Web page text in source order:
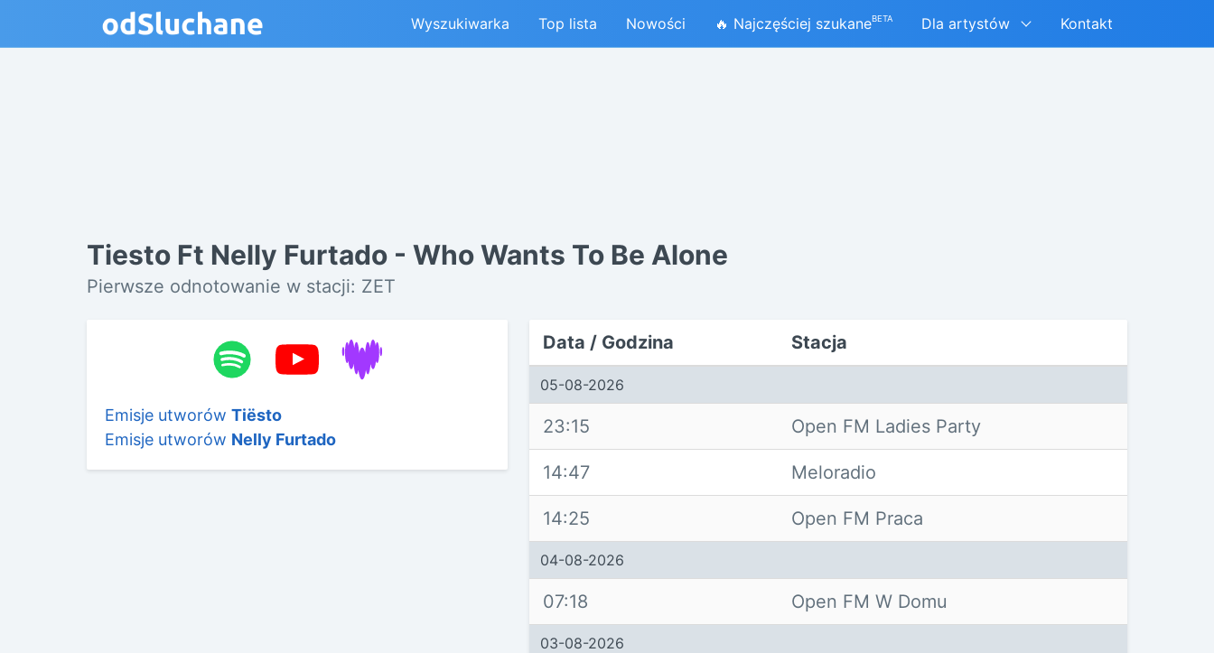
Wyszukiwarka Top lista Nowości 🔥 Najczęściej szukaneBETA Dla artystów Kontakt
Tiesto Ft Nelly Furtado - Who Wants To Be Alone
Pierwsze odnotowanie w stacji: ZET
Emisje utworów Tiësto
Emisje utworów Nelly Furtado
Data / Godzina Stacja
05-08-2026
23:15 Open FM Ladies Party
14:47 Meloradio
14:25 Open FM Praca
04-08-2026
07:18 Open FM W Domu
03-08-2026